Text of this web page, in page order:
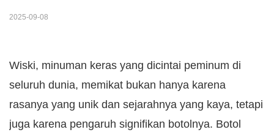
2025-09-08
Wiski, minuman keras yang dicintai peminum di
seluruh dunia, memikat bukan hanya karena
rasanya yang unik dan sejarahnya yang kaya, tetapi
juga karena pengaruh signifikan botolnya. Botol